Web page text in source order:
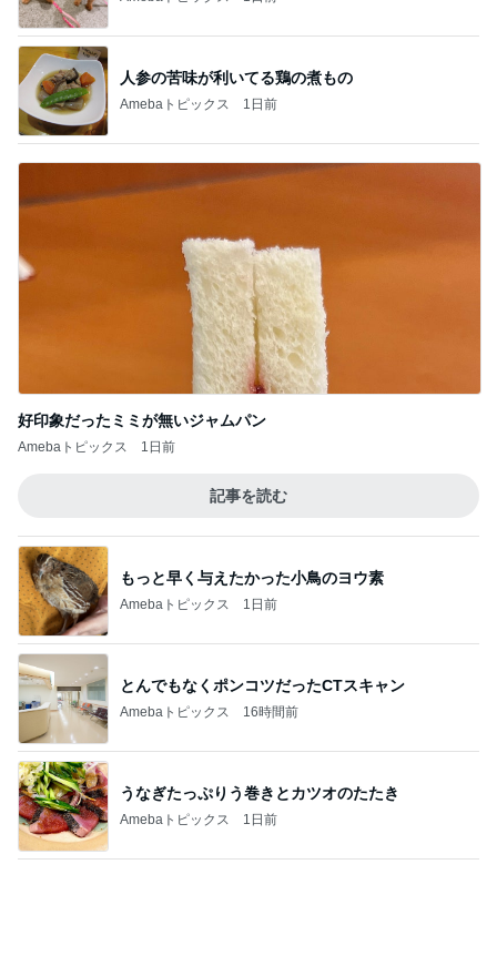
好印象だったミミが無いジャムパン
記事を読む
Amebaトピックス 1日前
とんでもなくポンコツだったCTスキャン
Amebaトピックス 16時間前
うなぎたっぷりう巻きとカツオのたたき
Amebaトピックス 1日前
身がぷりぷりで大きいエビフライ
Amebaトピックス 2日前